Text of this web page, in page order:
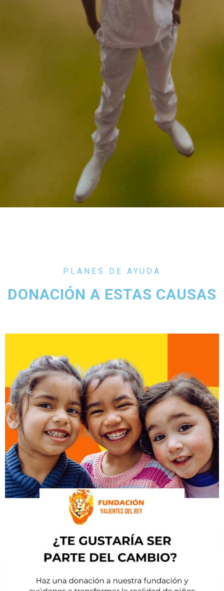
PLANES DE AYUDA
DONACIÓN A ESTAS CAUSAS